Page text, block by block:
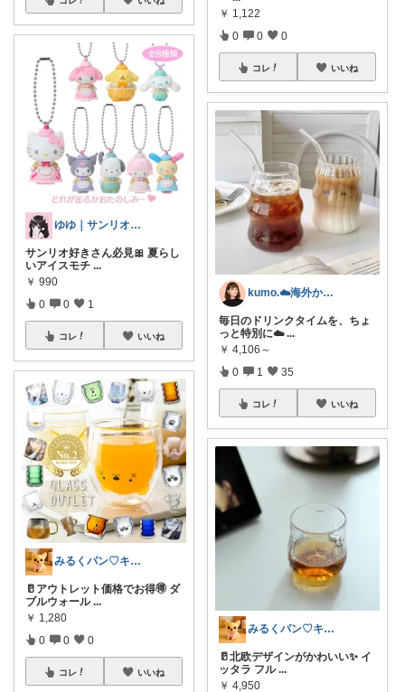
ゆゆ｜サンリオヲタク🎀
サンリオ好きさん必見🎀 夏らし
いアイスモチ ...
￥ 990
0 0 1
コレ いいね
みるくパン♡キッチンルーム
🥛アウトレット価格でお得🉐 ダ
ブルウォール ...
￥ 1,280
0 0 0
コレ いいね
￥ 1,122
0 0 0
コレ いいね
kumo.☁️海外かぶれ/経由感謝です♡
毎日のドリンクタイムを、ちょ
っと特別に☁️ ...
￥ 4,106～
0 1 35
コレ いいね
みるくパン♡キッチンルーム
🥛北欧デザインがかわいい✨ イ
ッタラ フル ...
￥ 4,950